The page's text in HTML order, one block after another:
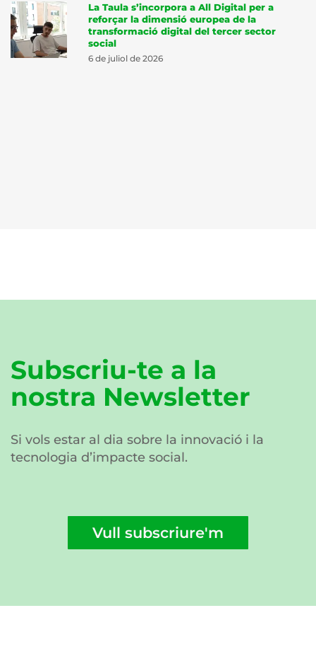
La Taula s’incorpora a All Digital per a
reforçar la dimensió europea de la
transformació digital del tercer sector
social
6 de juliol de 2026
Subscriu-te a la
nostra Newsletter
Si vols estar al dia sobre la innovació i la
tecnologia d’impacte social.
Vull subscriure'm